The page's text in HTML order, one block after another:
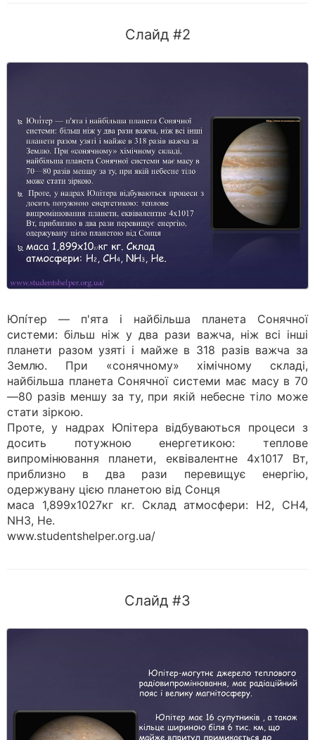
Слайд #2
Юпі́тер — п'ята і найбільша планета Сонячної
системи: більш ніж у два рази важча, ніж всі інші
планети разом узяті і майже в 318 разів важча за
Землю. При «сонячному» хімічному складі,
найбільша планета Сонячної системи має масу в 70
—80 разів меншу за ту, при якій небесне тіло може
стати зіркою.
Проте, у надрах Юпітера відбуваються процеси з
досить потужною енергетикою: теплове
випромінювання планети, еквівалентне 4х1017 Вт,
приблизно в два рази перевищує енергію,
одержувану цією планетою від Сонця
маса 1,899х1027кг кг. Склад атмосфери: H2, CH4,
NH3, He.
www.studentshelper.org.ua/
Слайд #3